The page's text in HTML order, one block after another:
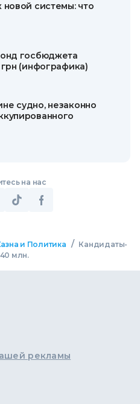
новой системы: что
госбюджета
(инфографика)
судно, незаконно
на нас
и Политика / Кандидаты-
млн.
рекламы